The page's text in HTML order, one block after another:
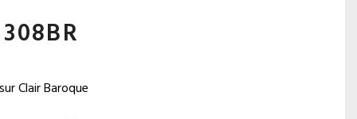
Clair Baroque